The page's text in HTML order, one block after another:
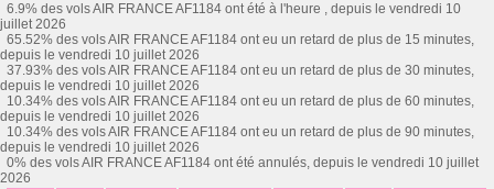
6.9% des vols AIR FRANCE AF1184 ont été à l'heure , depuis le vendredi 10
juillet 2026
65.52% des vols AIR FRANCE AF1184 ont eu un retard de plus de 15 minutes,
depuis le vendredi 10 juillet 2026
37.93% des vols AIR FRANCE AF1184 ont eu un retard de plus de 30 minutes,
depuis le vendredi 10 juillet 2026
10.34% des vols AIR FRANCE AF1184 ont eu un retard de plus de 60 minutes,
depuis le vendredi 10 juillet 2026
10.34% des vols AIR FRANCE AF1184 ont eu un retard de plus de 90 minutes,
depuis le vendredi 10 juillet 2026
0% des vols AIR FRANCE AF1184 ont été annulés, depuis le vendredi 10 juillet
2026